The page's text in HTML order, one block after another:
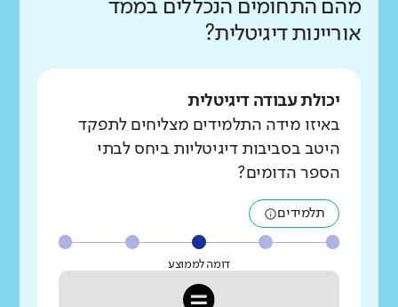
מהם התחומים הנכללים בממד
אוריינות דיגיטלית?
יכולת עבודה דיגיטלית
באיזו מידה התלמידים מצליחים לתפקד
היטב בסביבות דיגיטליות ביחס לבתי
הספר הדומים?
תלמידים
דומה לממוצע